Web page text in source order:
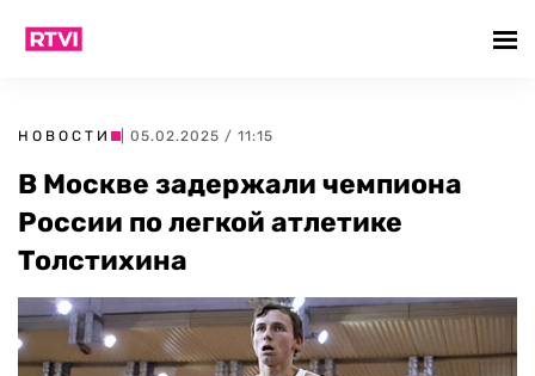
НОВОСТИ | 05.02.2025 / 11:15
В Москве задержали чемпиона
России по легкой атлетике
Толстихина